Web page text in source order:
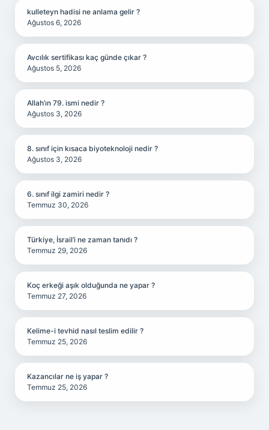
kulleteyn hadisi ne anlama gelir ?
Ağustos 6, 2026
Avcılık sertifikası kaç günde çıkar ?
Ağustos 5, 2026
Allah’ın 79. ismi nedir ?
Ağustos 3, 2026
8. sınıf için kısaca biyoteknoloji nedir ?
Ağustos 3, 2026
6. sınıf ilgi zamiri nedir ?
Temmuz 30, 2026
Türkiye, İsrail’i ne zaman tanıdı ?
Temmuz 29, 2026
Koç erkeği aşık olduğunda ne yapar ?
Temmuz 27, 2026
Kelime-i tevhid nasıl teslim edilir ?
Temmuz 25, 2026
Kazancılar ne iş yapar ?
Temmuz 25, 2026